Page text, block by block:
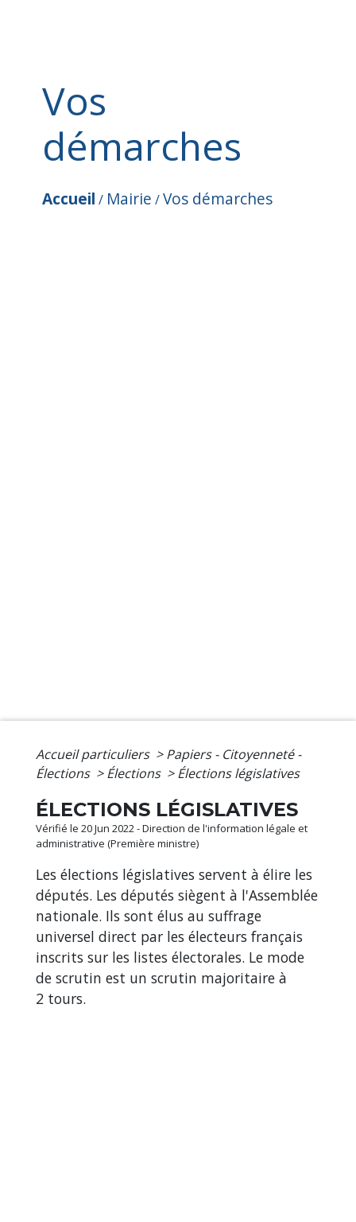
Vos
démarches
Accueil / Mairie /Vos démarches
Accueil particuliers > Papiers - Citoyenneté -
Élections > Élections > Élections législatives
ÉLECTIONS LÉGISLATIVES
Vérifié le 20 Jun 2022 - Direction de l'information légale et
administrative (Première ministre)
Les élections législatives servent à élire les
députés. Les députés siègent à l'Assemblée
nationale. Ils sont élus au suffrage
universel direct par les électeurs français
inscrits sur les listes électorales. Le mode
de scrutin est un scrutin majoritaire à
2 tours.